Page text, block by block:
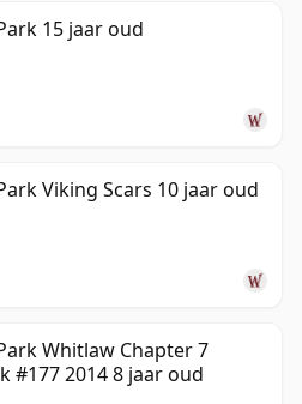
15 jaar oud
Viking Scars 10 jaar oud
Whitlaw Chapter 7
#177 2014 8 jaar oud